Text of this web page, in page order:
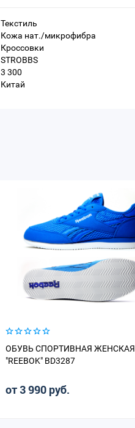
Текстиль
Кожа нат./микрофибра
Кроссовки
STROBBS
3 300
Китай
ОБУВЬ СПОРТИВНАЯ ЖЕНСКАЯ
"REEBOK" BD3287
от 3 990 руб.